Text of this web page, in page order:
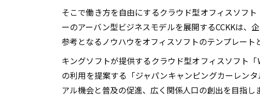
そこで働き方を自由にするクラウド型オフィスソフト
ーのアーバン型ビジネスモデルを展開するCCKKは、
参考となるノウハウをオフィスソフトのテンプレート
キングソフトが提供するクラウド型オフィスソフト「
の利用を提案する「ジャパンキャンピングカーレン
アル機会と普及の促進、広く関係人口の創出を目指し